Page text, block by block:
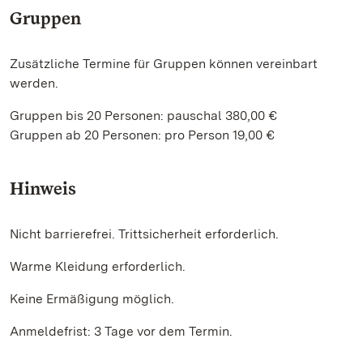
Gruppen
Zusätzliche Termine für Gruppen können vereinbart
werden.
Gruppen bis 20 Personen: pauschal 380,00 €
Gruppen ab 20 Personen: pro Person 19,00 €
Hinweis
Nicht barrierefrei. Trittsicherheit erforderlich.
Warme Kleidung erforderlich.
Keine Ermäßigung möglich.
Anmeldefrist: 3 Tage vor dem Termin.